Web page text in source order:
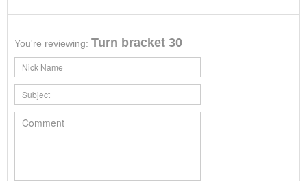
You're reviewing: Turn bracket 30